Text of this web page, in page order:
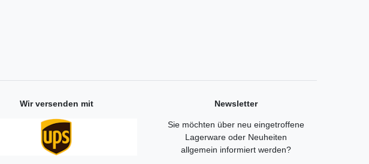
Wir versenden mit Newsletter
Sie möchten über neu eingetroffene
Lagerware oder Neuheiten
allgemein informiert werden?